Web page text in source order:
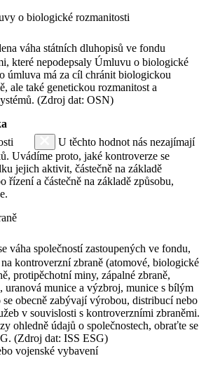
o biologické rozmanitosti
váha státních dluhopisů ve fondu
které nepodepsaly Úmluvu o biologické
úmluva má za cíl chránit biologickou
ale také genetickou rozmanitost a
(Zdroj dat: OSN)
U těchto hodnot nás nezajímají
Uvádíme proto, jaké kontroverze se
jejich aktivit, částečně na základě
řízení a částečně na základě způsobu,
váha společností zastoupených ve fondu,
kontroverzní zbraně (atomové, biologické
protipěchotní miny, zápalné zbraně,
uranová munice a výzbroj, munice s bílým
se obecně zabývají výrobou, distribucí nebo
v souvislosti s kontroverzními zbraněmi.
ohledně údajů o společnostech, obraťte se
(Zdroj dat: ISS ESG)
vojenské vybavení